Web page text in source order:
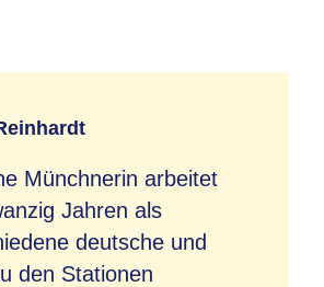
Münchnerin arbeitet
Jahren als
deutsche und
den Stationen